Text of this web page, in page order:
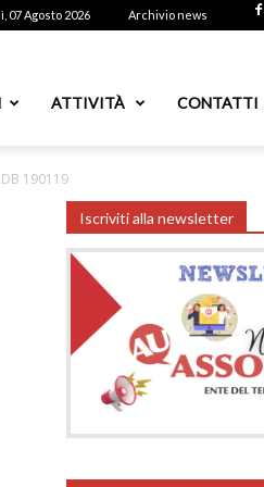
07 Agosto 2026 Archivio news
ATTIVITÀ CONTATTI
190119
Iscriviti alla newsletter